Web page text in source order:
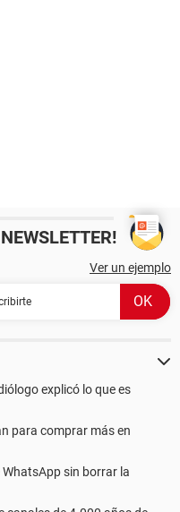
Ver un ejemplo
explicó lo que es
para comprar más en
sin borrar la